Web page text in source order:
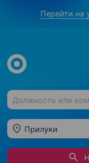
Перейти на
Должность или
Прилуки